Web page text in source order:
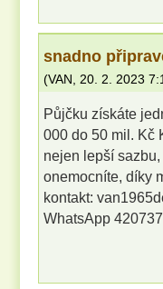
snadno
(VAN, 20. 2. 2023
Půjčku získáte
000 do 50 mil. Kč
nejen lepší
onemocníte, díky
kontakt:
WhatsApp